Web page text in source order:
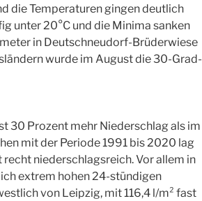
die Temperaturen gingen deutlich
unter 20°C und die Minima sanken
in Deutschneudorf-Brüderwiese
wurde im August die 30-Grad-
30 Prozent mehr Niederschlag als im
mit der Periode 1991 bis 2020 lag
niederschlagsreich. Vor allem in
extrem hohen 24-stündigen
von Leipzig, mit 116,4 l/m² fast